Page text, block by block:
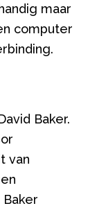
maar
computer
Baker.
van